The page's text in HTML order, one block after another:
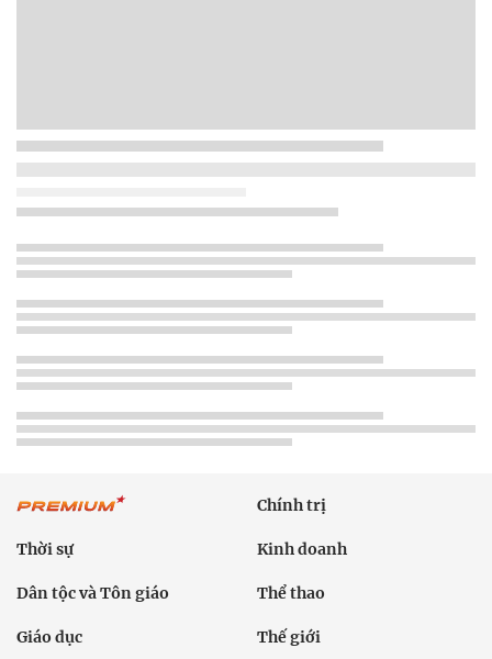
Chính trị
Thời sự Kinh doanh
Dân tộc và Tôn giáo Thể thao
Giáo dục Thế giới